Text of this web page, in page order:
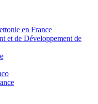
en France
et de Développement de